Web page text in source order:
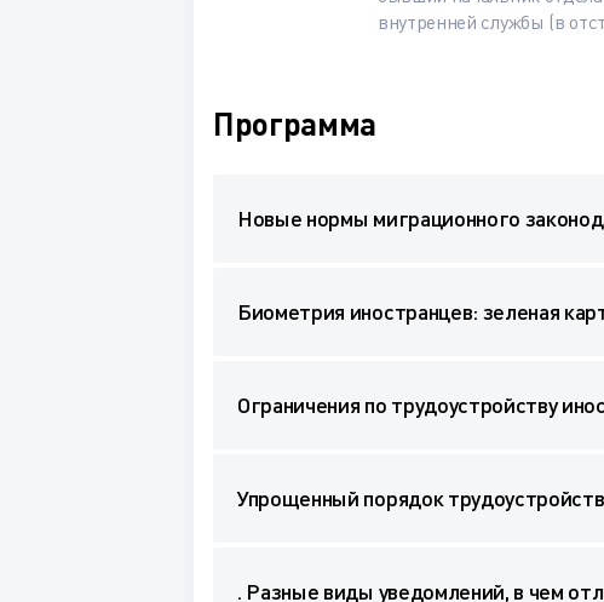
внутренней службы (в
Программа
Новые нормы миграционного
Биометрия иностранцев: зеленая
Ограничения по трудоустройству
Упрощенный порядок
. Разные виды уведомлений, в чем